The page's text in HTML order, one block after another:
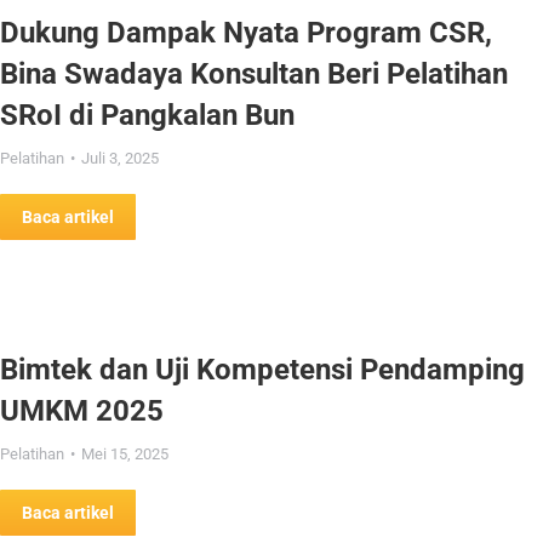
Dukung Dampak Nyata Program CSR,
Bina Swadaya Konsultan Beri Pelatihan
SRoI di Pangkalan Bun
Pelatihan Juli 3, 2025
Baca artikel
Bimtek dan Uji Kompetensi Pendamping
UMKM 2025
Pelatihan Mei 15, 2025
Baca artikel